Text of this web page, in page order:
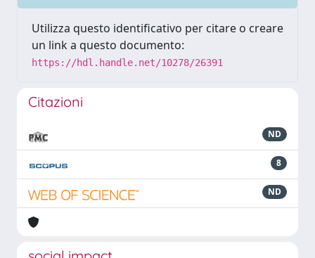
Utilizza questo identificativo per citare o creare
un link a questo documento:
https://hdl.handle.net/10278/26391
Citazioni
ND
8
ND